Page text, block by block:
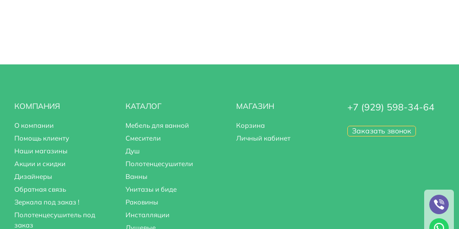
КОМПАНИЯ
О компании
Помощь клиенту
Наши магазины
Акции и скидки
Дизайнеры
Обратная связь
Зеркала под заказ !
Полотенцесушитель под
заказ
КАТАЛОГ
Мебель для ванной
Смесители
Душ
Полотенцесушители
Ванны
Унитазы и биде
Раковины
Инсталляции
МАГАЗИН
Корзина
Личный кабинет
+7 (929) 598-34-64
Заказать звонок